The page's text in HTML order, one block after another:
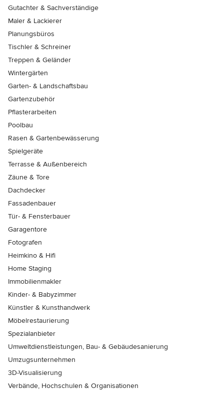
Gutachter & Sachverständige
Maler & Lackierer
Planungsbüros
Tischler & Schreiner
Treppen & Geländer
Wintergärten
Garten- & Landschaftsbau
Gartenzubehör
Pflasterarbeiten
Poolbau
Rasen & Gartenbewässerung
Spielgeräte
Terrasse & Außenbereich
Zäune & Tore
Dachdecker
Fassadenbauer
Tür- & Fensterbauer
Garagentore
Fotografen
Heimkino & Hifi
Home Staging
Immobilienmakler
Kinder- & Babyzimmer
Künstler & Kunsthandwerk
Möbelrestaurierung
Spezialanbieter
Umweltdienstleistungen, Bau- & Gebäudesanierung
Umzugsunternehmen
3D-Visualisierung
Verbände, Hochschulen & Organisationen